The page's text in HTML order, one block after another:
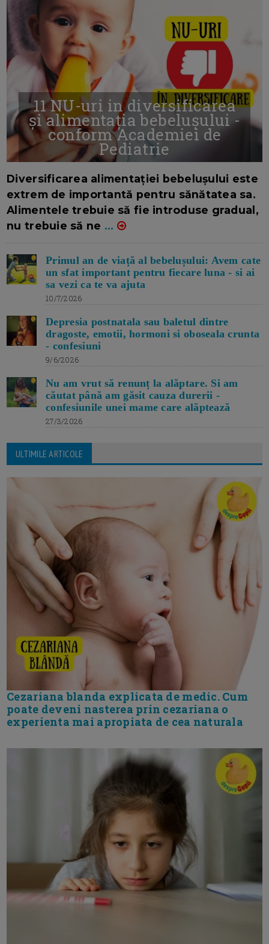
11 NU-uri in diversificarea
și alimentația bebelușului -
conform Academiei de
Pediatrie
Diversificarea alimentației bebelușului este
extrem de importantă pentru sănătatea sa.
Alimentele trebuie să fie introduse gradual,
nu trebuie să ne ...
Primul an de viață al bebelușului: Avem cate
un sfat important pentru fiecare luna - si ai
sa vezi ca te va ajuta
10/7/2026
Depresia postnatala sau baletul dintre
dragoste, emotii, hormoni si oboseala crunta
- confesiuni
9/6/2026
Nu am vrut să renunț la alăptare. Si am
căutat până am găsit cauza durerii -
confesiunile unei mame care alăptează
27/3/2026
ULTIMILE ARTICOLE
Cezariana blanda explicata de medic. Cum
poate deveni nasterea prin cezariana o
experienta mai apropiata de cea naturala